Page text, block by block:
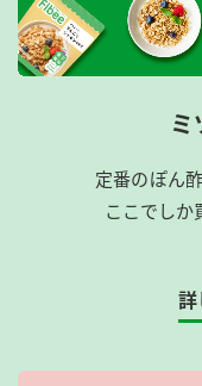
定番のぽん
ここでしか
詳